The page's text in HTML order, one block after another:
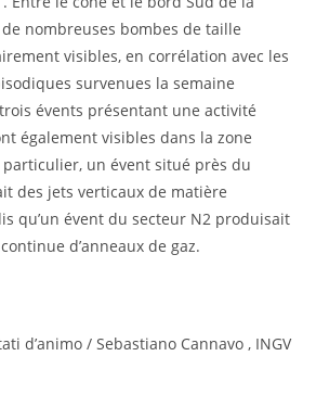
nombreuses bombes de taille
visibles, en corrélation avec les
survenues la semaine
évents présentant une activité
également visibles dans la zone
un évent situé près du
des jets verticaux de matière
qu’un évent du secteur N2 produisait
d’anneaux de gaz.
d’animo / Sebastiano Cannavo , INGV